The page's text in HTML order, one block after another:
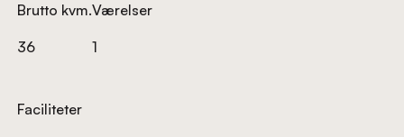
Brutto kvm.
36
Værelser
1
Faciliteter